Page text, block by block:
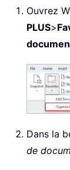
Ouvrez
PLUS>
Dans la
de